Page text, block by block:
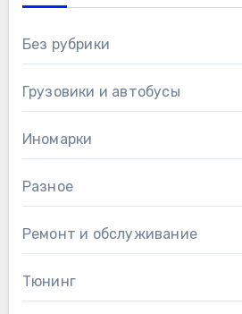
Без рубрики
Грузовики и автобусы
Иномарки
Разное
Ремонт и обслуживание
Тюнинг